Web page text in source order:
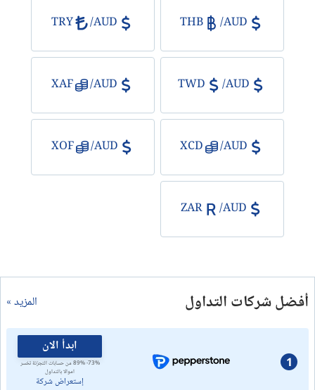
AUD
/
THB
AUD
/
TRY
AUD
/
TWD
AUD
/
XAF
AUD
/
XCD
AUD
/
XOF
AUD
/
ZAR
أفضل شركات التداول المزيد »
1
ابدأ الان
73%- 89% من حسابات التجزئة تخسر
اموالا بالتداول
إستعراض شركة